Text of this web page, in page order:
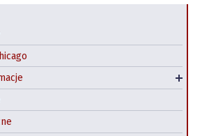
dyniowe
Chicago
powietrzu
łodzią